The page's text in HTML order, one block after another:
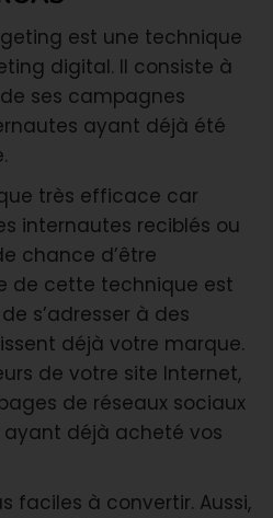
est une technique
digital. Il consiste à
ses campagnes
ayant déjà été
très efficace car
internautes reciblés ou
chance d’être
de cette technique est
s’adresser à des
déjà votre marque.
de votre site Internet,
de réseaux sociaux
déjà acheté vos
faciles à convertir. Aussi,